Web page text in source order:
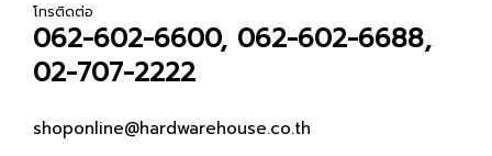
โทรติดต่อ
062-602-6600, 062-602-6688,
02-707-2222
shoponline@hardwarehouse.co.th